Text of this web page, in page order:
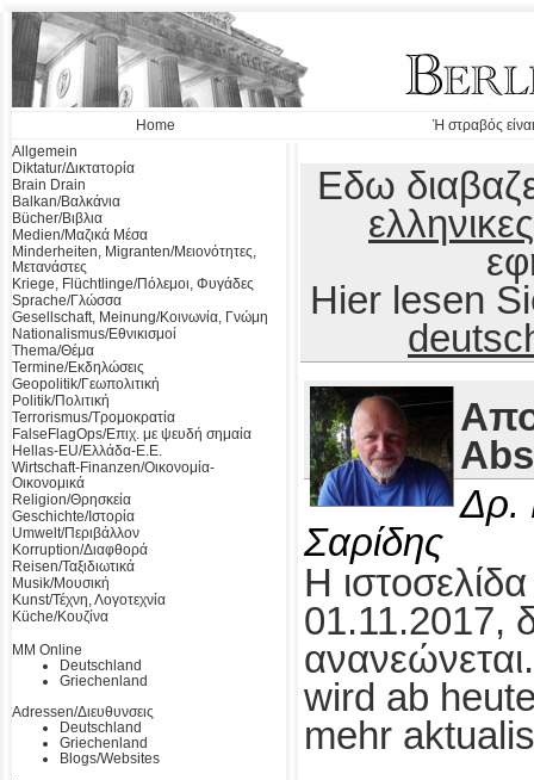
Home
Ή στραβός
Allgemein
Diktatur/Δικτατορία
Brain Drain
Balkan/Βαλκάνια
Bücher/Βιβλια
Medien/Μαζικά Μέσα
Minderheiten, Migranten/Μειονότητες,
Μετανάστες
Kriege, Flüchtlinge/Πόλεμοι, Φυγάδες
Sprache/Γλώσσα
Gesellschaft, Meinung/Κοινωνία, Γνώμη
Nationalismus/Εθνικισμοί
Thema/Θέμα
Termine/Εκδηλώσεις
Geopolitik/Γεωπολιτική
Politik/Πολιτική
Terrorismus/Τρομοκρατία
FalseFlagOps/Επιχ. με ψευδή σημαία
Hellas-EU/Ελλάδα-Ε.Ε.
Wirtschaft-Finanzen/Οικονομία-
Οικονομικά
Religion/Θρησκεία
Geschichte/Ιστορία
Umwelt/Περιβάλλον
Korruption/Διαφθορά
Reisen/Ταξιδιωτικά
Musik/Μουσική
Kunst/Τέχνη, Λογοτεχνία
Küche/Κουζίνα
MM Online
Deutschland
Griechenland
Adressen/Διευθυνσεις
Deutschland
Griechenland
Blogs/Websites
Εδω
ελληνικες
Hier lesen
Δρ.
Σαρίδης
Η
01.11.2017,
wird ab
mehr